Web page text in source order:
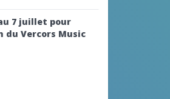
7 juillet pour
du Vercors Music